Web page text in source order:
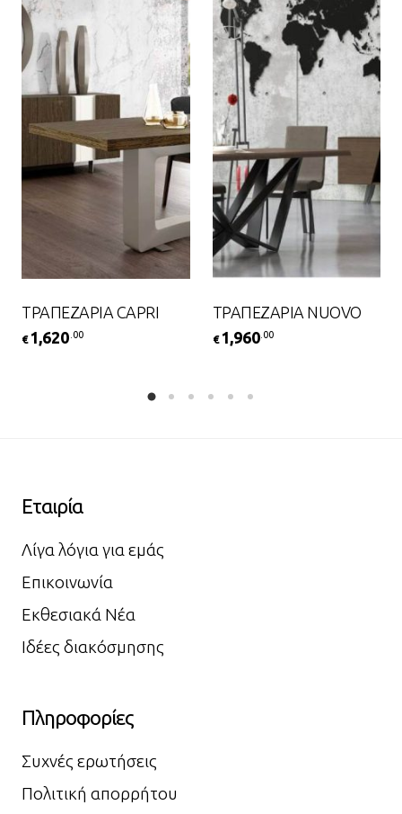
ΤΡΑΠΕΖΑΡΙΑ CAPRI
€ 1,620 .00
ΤΡΑΠΕΖΑΡΙΑ NUOVO
€ 1,960 .00
Εταιρία
Λίγα λόγια για εμάς
Επικοινωνία
Εκθεσιακά Νέα
Ιδέες διακόσμησης
Πληροφορίες
Συχνές ερωτήσεις
Πολιτική απορρήτου